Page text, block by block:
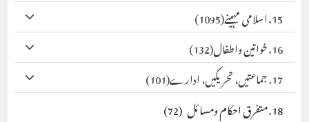
15. اسلامی مہینے
(1095)
16. خواتین واطفال
(132)
17. جماعتیں، تحریکیں، ادارے
(101)
18. متفرق احکام ومسائل
(72)